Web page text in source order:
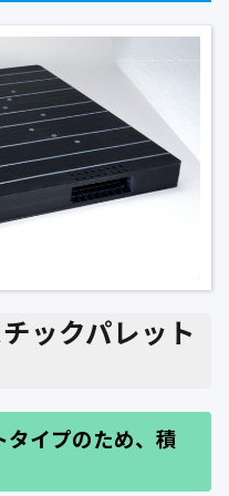
ックパレット
イプのため、積